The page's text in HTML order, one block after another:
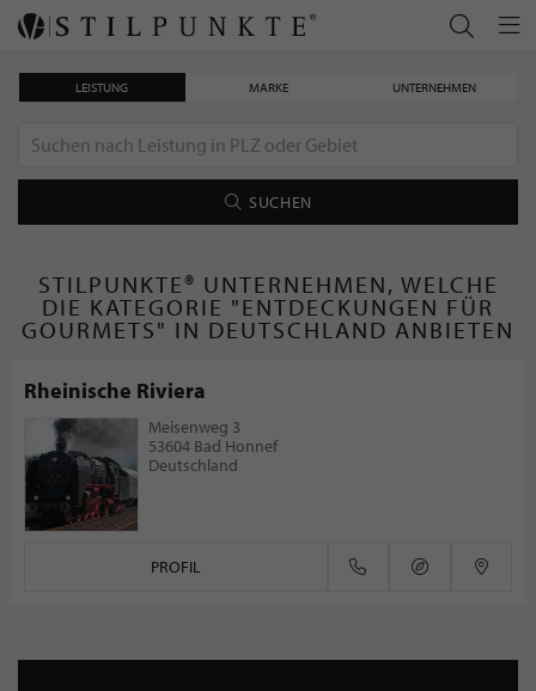
LEISTUNG MARKE UNTERNEHMEN
SUCHEN
STILPUNKTE® UNTERNEHMEN, WELCHE
DIE KATEGORIE "ENTDECKUNGEN FÜR
GOURMETS" IN DEUTSCHLAND ANBIETEN
Rheinische Riviera
Meisenweg 3
53604 Bad Honnef
Deutschland
PROFIL